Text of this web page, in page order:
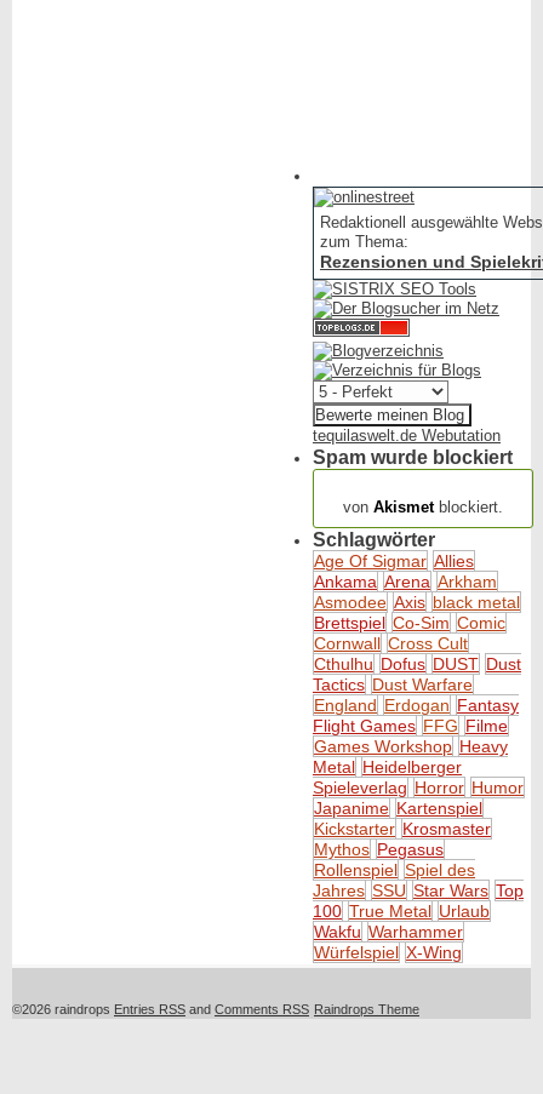
Redaktionell ausgewählte
zum Thema:
Rezensionen und
tequilaswelt.de Webutation
Spam wurde blockiert
von Akismetblockiert.
Schlagwörter
Age Of Sigmar Allies
Ankama Arena Arkham
Asmodee Axis black metal
Brettspiel Co-Sim Comic
Cornwall Cross Cult
Cthulhu Dofus DUST Dust
Tactics Dust Warfare
England Erdogan Fantasy
Flight Games FFG Filme
Games Workshop Heavy
Metal Heidelberger
Spieleverlag Horror Humor
Japanime Kartenspiel
Kickstarter Krosmaster
Mythos Pegasus
Rollenspiel Spiel des
Jahres SSU Star Wars Top
100 True Metal Urlaub
Wakfu Warhammer
Würfelspiel X-Wing
©2026 raindrops Entries RSS and Comments RSS Raindrops Theme